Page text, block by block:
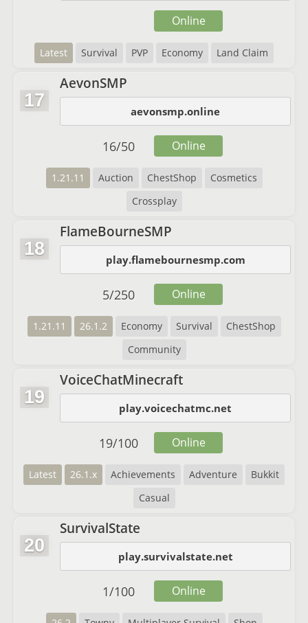
Latest Survival PVP Economy Land Claim
Online
17
AevonSMP
aevonsmp.online
1.21.11 Auction ChestShop
Cosmetics
Crossplay
16/50 Online
18
FlameBourneSMP
play.flamebournesmp.com
1.21.11 26.1.2 Economy Survival
ChestShop
Community
5/250 Online
19
VoiceChatMinecraft
play.voicechatmc.net
Latest 26.1.x Achievements Adventure
Bukkit
Casual
19/100 Online
20
SurvivalState
play.survivalstate.net
1/100 Online